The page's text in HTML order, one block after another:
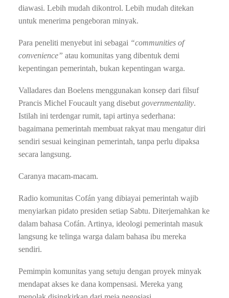
diawasi. Lebih mudah dikontrol. Lebih mudah ditekan
untuk menerima pengeboran minyak.
Para peneliti menyebut ini sebagai “communities of
convenience” atau komunitas yang dibentuk demi
kepentingan pemerintah, bukan kepentingan warga.
Valladares dan Boelens menggunakan konsep dari filsuf
Prancis Michel Foucault yang disebut governmentality.
Istilah ini terdengar rumit, tapi artinya sederhana:
bagaimana pemerintah membuat rakyat mau mengatur diri
sendiri sesuai keinginan pemerintah, tanpa perlu dipaksa
secara langsung.
Caranya macam-macam.
Radio komunitas Cofán yang dibiayai pemerintah wajib
menyiarkan pidato presiden setiap Sabtu. Diterjemahkan ke
dalam bahasa Cofán. Artinya, ideologi pemerintah masuk
langsung ke telinga warga dalam bahasa ibu mereka
sendiri.
Pemimpin komunitas yang setuju dengan proyek minyak
mendapat akses ke dana kompensasi. Mereka yang